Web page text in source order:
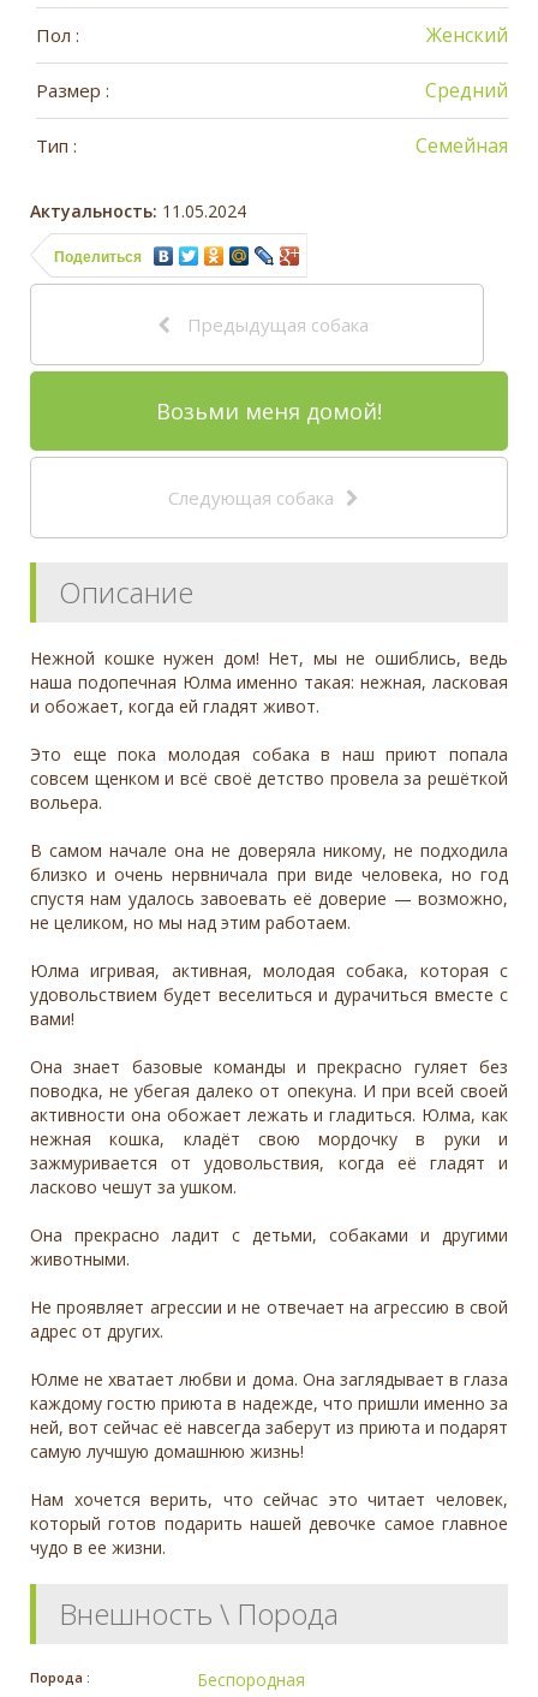
Пол : Женский
Размер : Средний
Тип : Семейная
Актуальность: 11.05.2024
Поделиться
Предыдущая собака
Возьми меня домой!
Следующая собака
Описание
Нежной кошке нужен дом! Нет, мы не ошиблись, ведь
наша подопечная Юлма именно такая: нежная, ласковая
и обожает, когда ей гладят живот.
Это еще пока молодая собака в наш приют попала
совсем щенком и всё своё детство провела за решёткой
вольера.
В самом начале она не доверяла никому, не подходила
близко и очень нервничала при виде человека, но год
спустя нам удалось завоевать её доверие — возможно,
не целиком, но мы над этим работаем.
Юлма игривая, активная, молодая собака, которая с
удовольствием будет веселиться и дурачиться вместе с
вами!
Она знает базовые команды и прекрасно гуляет без
поводка, не убегая далеко от опекуна. И при всей своей
активности она обожает лежать и гладиться. Юлма, как
нежная кошка, кладёт свою мордочку в руки и
зажмуривается от удовольствия, когда её гладят и
ласково чешут за ушком.
Она прекрасно ладит с детьми, собаками и другими
животными.
Не проявляет агрессии и не отвечает на агрессию в свой
адрес от других.
Юлме не хватает любви и дома. Она заглядывает в глаза
каждому гостю приюта в надежде, что пришли именно за
ней, вот сейчас её навсегда заберут из приюта и подарят
самую лучшую домашнюю жизнь!
Нам хочется верить, что сейчас это читает человек,
который готов подарить нашей девочке самое главное
чудо в ее жизни.
Внешность \ Порода
Порода : Беспородная